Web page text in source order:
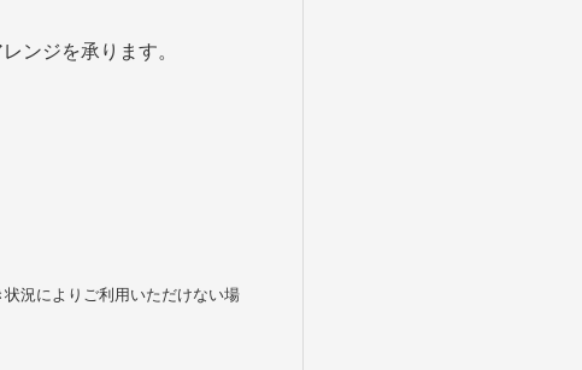
ンジを承ります。
況によりご利用いただけない場